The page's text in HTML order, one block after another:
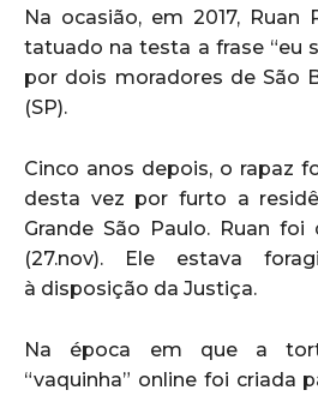
Na ocasião, em 2017, Ruan
tatuado na testa a frase “eu
por dois moradores de São
(SP).
Cinco anos depois, o rapaz
desta vez por furto a
Grande São Paulo. Ruan
(27.nov). Ele estava
à disposição da Justiça.
Na época em que a
“vaquinha” online foi criada